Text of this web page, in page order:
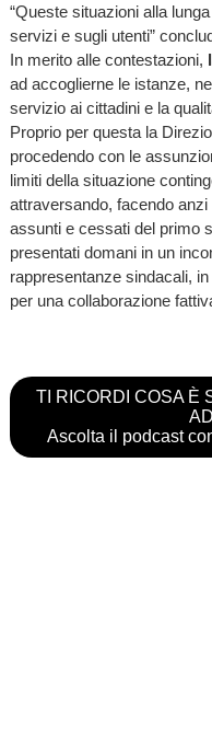
“Queste situazioni alla
servizi e sugli utenti”
In merito alle contestazioni,
ad accoglierne le istanze,
servizio ai cittadini e la
Proprio per questa la
procedendo con le
limiti della situazione
attraversando, facendo
assunti e cessati del primo
presentati domani in un
rappresentanze sindacali,
per una collaborazione
TI RICORDI COSA È
Ascolta il podcast